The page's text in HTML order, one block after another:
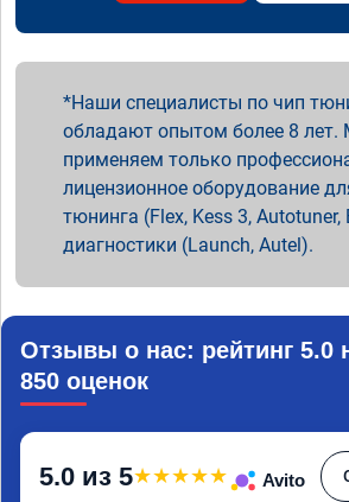
Наши специалисты по чип
обладают опытом более 8
применяем только
лицензионное оборудование
тюнинга (Flex, Kess 3, Autotuner,
диагностики (Launch, Autel).
Отзывы о нас: рейтинг 5.0
850 оценок
5.0 из 5★★★★★ Avito